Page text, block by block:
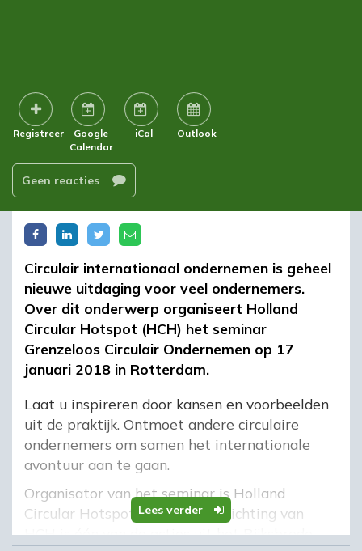
Registreer
Google
Calendar
iCal Outlook
Geen reacties
Lees verder
Circulair internationaal ondernemen is geheel
nieuwe uitdaging voor veel ondernemers.
Over dit onderwerp organiseert Holland
Circular Hotspot (HCH) het seminar
Grenzeloos Circulair Ondernemen op 17
januari 2018 in Rotterdam.
Laat u inspireren door kansen en voorbeelden
uit de praktijk. Ontmoet andere circulaire
ondernemers om samen het internationale
avontuur aan te gaan.
Organisator van het seminar is Holland
Circular Hotspot (HCH). De oprichting van
HCH is één van de acties uit het Rijksbrede